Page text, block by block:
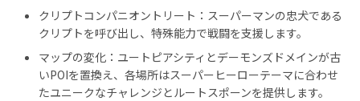
クリプトコンパニオントリート：スーパーマンの忠犬である
クリプトを呼び出し、特殊能力で戦闘を支援します。
マップの変化：ユートピアシティとデーモンズドメインが古
いPOIを置換え、各場所はスーパーヒーローテーマに合わせ
たユニークなチャレンジとルートスポーンを提供します。